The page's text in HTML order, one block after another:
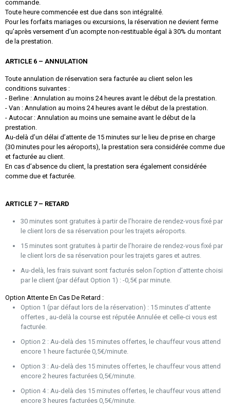
commande.
Toute heure commencée est due dans son intégralité.
Pour les forfaits mariages ou excursions, la réservation ne devient ferme
qu’après versement d’un acompte non-restituable égal à 30% du montant
de la prestation.
ARTICLE 6 – ANNULATION
Toute annulation de réservation sera facturée au client selon les
conditions suivantes :
- Berline : Annulation au moins 24 heures avant le début de la prestation.
- Van : Annulation au moins 24 heures avant le début de la prestation.
- Autocar : Annulation au moins une semaine avant le début de la
prestation.
Au-delà d’un délai d’attente de 15 minutes sur le lieu de prise en charge
(30 minutes pour les aéroports), la prestation sera considérée comme due
et facturée au client.
En cas d’absence du client, la prestation sera également considérée
comme due et facturée.
ARTICLE 7 – RETARD
30 minutes sont gratuites à partir de l’horaire de rendez-vous fixé par
le client lors de sa réservation pour les trajets aéroports.
15 minutes sont gratuites à partir de l’horaire de rendez-vous fixé par
le client lors de sa réservation pour les trajets gares et autres.
Au-delà, les frais suivant sont facturés selon l’option d’attente choisi
par le client (par défaut Option 1) : -0,5€ par minute.
Option Attente En Cas De Retard :
Option 1 (par défaut lors de la réservation) : 15 minutes d’attente
offertes , au-delà la course est réputée Annulée et celle-ci vous est
facturée.
Option 2 : Au-delà des 15 minutes offertes, le chauffeur vous attend
encore 1 heure facturée 0,5€/minute.
Option 3 : Au-delà des 15 minutes offertes, le chauffeur vous attend
encore 2 heures facturées 0,5€/minute.
Option 4 : Au-delà des 15 minutes offertes, le chauffeur vous attend
encore 3 heures facturées 0,5€/minute.